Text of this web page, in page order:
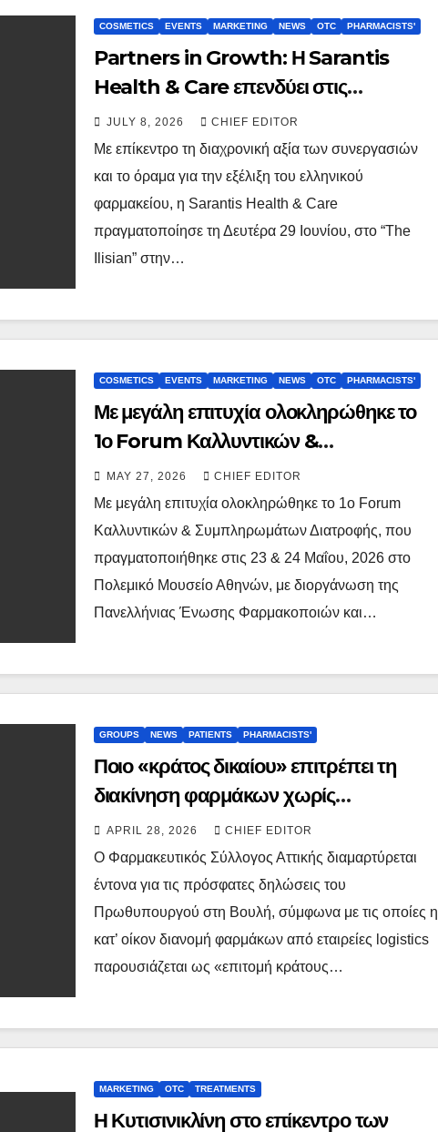
COSMETICS EVENTS MARKETING NEWS OTC PHARMACISTS'
Partners in Growth: Η Sarantis
Health & Care επενδύει στις
συνεργασίες που διαμορφώνουν το
μέλλον της πρόληψης και του
σύγχρονου φαρμακείου
JULY 8, 2026 CHIEF EDITOR
Με επίκεντρο τη διαχρονική αξία των συνεργασιών
και το όραμα για την εξέλιξη του ελληνικού
φαρμακείου, η Sarantis Health & Care
πραγματοποίησε τη Δευτέρα 29 Ιουνίου, στο “The
Ilisian” στην…
COSMETICS EVENTS MARKETING NEWS OTC PHARMACISTS'
Με μεγάλη επιτυχία ολοκληρώθηκε το
1ο Forum Καλλυντικών &
Συμπληρωμάτων Διατροφής
MAY 27, 2026 CHIEF EDITOR
Με μεγάλη επιτυχία ολοκληρώθηκε το 1ο Forum
Καλλυντικών & Συμπληρωμάτων Διατροφής, που
πραγματοποιήθηκε στις 23 & 24 Μαΐου, 2026 στο
Πολεμικό Μουσείο Αθηνών, με διοργάνωση της
Πανελλήνιας Ένωσης Φαρμακοποιών και…
GROUPS NEWS PATIENTS PHARMACISTS'
Ποιο «κράτος δικαίου» επιτρέπει τη
διακίνηση φαρμάκων χωρίς
επιστημονική εποπτεία;
APRIL 28, 2026 CHIEF EDITOR
Ο Φαρμακευτικός Σύλλογος Αττικής διαμαρτύρεται
έντονα για τις πρόσφατες δηλώσεις του
Πρωθυπουργού στη Βουλή, σύμφωνα με τις οποίες η
κατ’ οίκον διανομή φαρμάκων από εταιρείες logistics
παρουσιάζεται ως «επιτομή κράτους…
MARKETING OTC TREATMENTS
Η Κυτισινικλίνη στο επίκεντρο των